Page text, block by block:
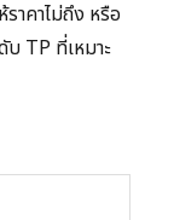
าคาไม่ถึง หรือ
บ TP ที่เหมาะ